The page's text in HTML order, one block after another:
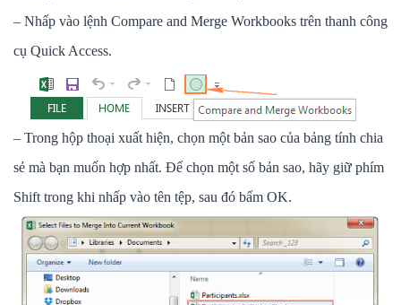
– Nhấp vào lệnh Compare and Merge Workbooks trên thanh công
cụ Quick Access.
– Trong hộp thoại xuất hiện, chọn một bản sao của bảng tính chia
sẻ mà bạn muốn hợp nhất. Để chọn một số bản sao, hãy giữ phím
Shift trong khi nhấp vào tên tệp, sau đó bấm OK.